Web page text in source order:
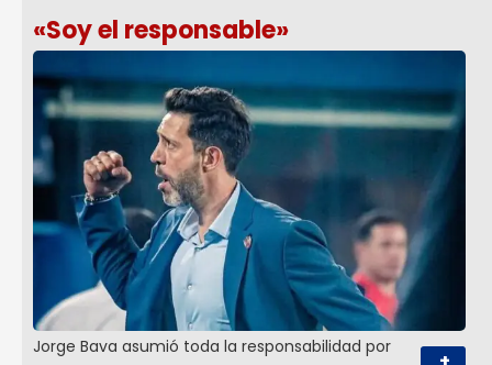
«Soy el responsable»
Jorge Bava asumió toda la responsabilidad por